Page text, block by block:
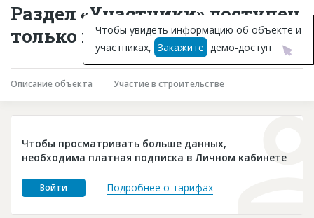
Горячие объекты
База строящихся объектов
Инвестпроекты
Глоссарий
Платные услуги
Пресс-релизы
Раздел «Участники» доступен
только подписчикам
Описание объекта Участие в строительстве
Чтобы просматривать больше данных,
необходима платная подписка в Личном кабинете
Войти Подробнее о тарифах
Чтобы увидеть информацию об объекте и
участниках, Закажите демо-доступ